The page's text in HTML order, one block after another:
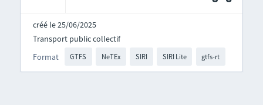
créé le 25/06/2025
Format GTFS NeTEx SIRI SIRI Lite gtfs-rt
Transport public collectif